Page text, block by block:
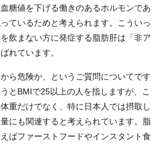
糖値を下げる働きのあるホルモンであ
ているためと考えられます。こういっ
飲まない方に発症する脂肪肝は「非ア
れています。
ら危険か、というご質問についてです
とBMIで25以上の人を指しますが、こ
重だけでなく、特に日本人では摂取し
にも関連すると考えられています。脂
ばファーストフードやインスタント食